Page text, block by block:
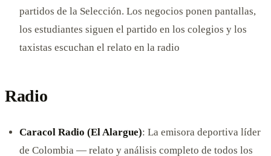
partidos de la Selección. Los negocios ponen pantallas,
los estudiantes siguen el partido en los colegios y los
taxistas escuchan el relato en la radio
Radio
Caracol Radio (El Alargue): La emisora deportiva líder
de Colombia — relato y análisis completo de todos los